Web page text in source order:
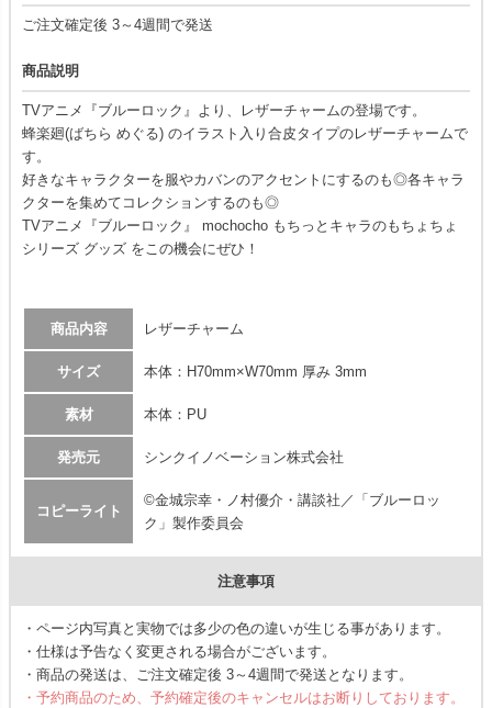
ご注文確定後 3～4週間で発送
商品説明
TVアニメ『ブルーロック』より、レザーチャームの登場です。
蜂楽廻(ばちら めぐる) のイラスト入り合皮タイプのレザーチャームで
す。
好きなキャラクターを服やカバンのアクセントにするのも◎各キャラ
クターを集めてコレクションするのも◎
TVアニメ『ブルーロック』 mochocho もちっとキャラのもちょちょ
シリーズ グッズ をこの機会にぜひ！
商品内容 レザーチャーム
サイズ 本体：H70mm×W70mm 厚み 3mm
素材 本体：PU
発売元 シンクイノベーション株式会社
コピーライト
©金城宗幸・ノ村優介・講談社／「ブルーロッ
ク」製作委員会
注意事項
・ページ内写真と実物では多少の色の違いが生じる事があります。
・仕様は予告なく変更される場合がございます。
・商品の発送は、ご注文確定後 3～4週間で発送となります。
・予約商品のため、予約確定後のキャンセルはお断りしております。